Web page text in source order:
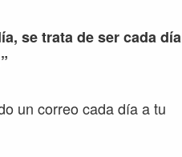
se trata de ser cada día
un correo cada día a tu